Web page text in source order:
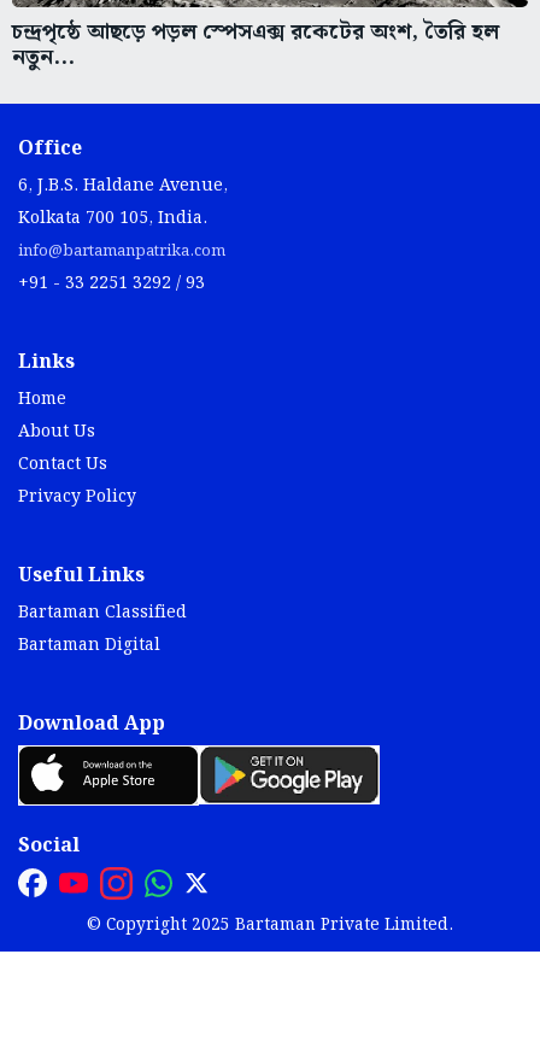
চন্দ্রপৃষ্ঠে আছড়ে পড়ল স্পেসএক্স রকেটের অংশ, তৈরি হল
নতুন...
Office
6, J.B.S. Haldane Avenue,
Kolkata 700 105, India.
info@bartamanpatrika.com
+91 - 33 2251 3292 / 93
Links
Home
About Us
Contact Us
Privacy Policy
Useful Links
Bartaman Classified
Bartaman Digital
Download App
Social
© Copyright 2025 Bartaman Private Limited.